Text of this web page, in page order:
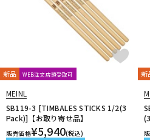
新品 WEB注文店頭受取可
MEINL
SB119-3 [TIMBALES STICKS 1/2(3
Pack)]【お取り寄せ品】
販売価格¥5,940(税込)
新